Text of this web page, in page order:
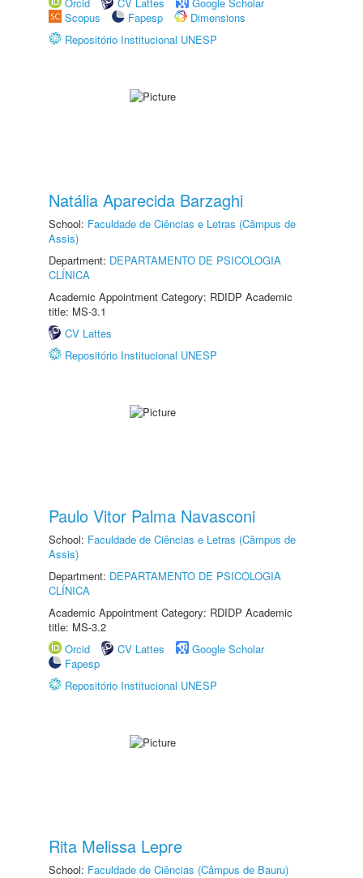
Scopus
Fapesp
Dimensions
Repositório Institucional UNESP
Natália Aparecida Barzaghi
School: Faculdade de Ciências e Letras (Câmpus de
Assis)
Department: DEPARTAMENTO DE PSICOLOGIA
CLÍNICA
Academic Appointment Category: RDIDP Academic
title: MS-3.1
CV Lattes
Repositório Institucional UNESP
Paulo Vitor Palma Navasconi
School: Faculdade de Ciências e Letras (Câmpus de
Assis)
Department: DEPARTAMENTO DE PSICOLOGIA
CLÍNICA
Academic Appointment Category: RDIDP Academic
title: MS-3.2
Orcid
CV Lattes
Google Scholar
Fapesp
Repositório Institucional UNESP
Rita Melissa Lepre
School: Faculdade de Ciências (Câmpus de Bauru)